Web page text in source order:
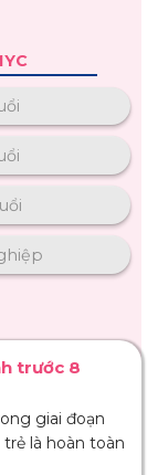
trước 8
giai đoạn
là hoàn toàn